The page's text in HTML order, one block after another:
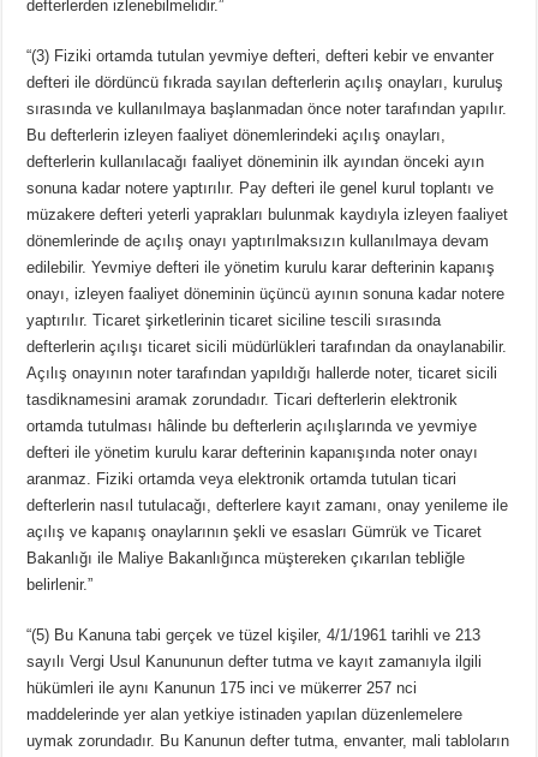
defterlerden izlenebilmelidir.”
“(3) Fiziki ortamda tutulan yevmiye defteri, defteri kebir ve envanter
defteri ile dördüncü fıkrada sayılan defterlerin açılış onayları, kuruluş
sırasında ve kullanılmaya başlanmadan önce noter tarafından yapılır.
Bu defterlerin izleyen faaliyet dönemlerindeki açılış onayları,
defterlerin kullanılacağı faaliyet döneminin ilk ayından önceki ayın
sonuna kadar notere yaptırılır. Pay defteri ile genel kurul toplantı ve
müzakere defteri yeterli yaprakları bulunmak kaydıyla izleyen faaliyet
dönemlerinde de açılış onayı yaptırılmaksızın kullanılmaya devam
edilebilir. Yevmiye defteri ile yönetim kurulu karar defterinin kapanış
onayı, izleyen faaliyet döneminin üçüncü ayının sonuna kadar notere
yaptırılır. Ticaret şirketlerinin ticaret siciline tescili sırasında
defterlerin açılışı ticaret sicili müdürlükleri tarafından da onaylanabilir.
Açılış onayının noter tarafından yapıldığı hallerde noter, ticaret sicili
tasdiknamesini aramak zorundadır. Ticari defterlerin elektronik
ortamda tutulması hâlinde bu defterlerin açılışlarında ve yevmiye
defteri ile yönetim kurulu karar defterinin kapanışında noter onayı
aranmaz. Fiziki ortamda veya elektronik ortamda tutulan ticari
defterlerin nasıl tutulacağı, defterlere kayıt zamanı, onay yenileme ile
açılış ve kapanış onaylarının şekli ve esasları Gümrük ve Ticaret
Bakanlığı ile Maliye Bakanlığınca müştereken çıkarılan tebliğle
belirlenir.”
“(5) Bu Kanuna tabi gerçek ve tüzel kişiler, 4/1/1961 tarihli ve 213
sayılı Vergi Usul Kanununun defter tutma ve kayıt zamanıyla ilgili
hükümleri ile aynı Kanunun 175 inci ve mükerrer 257 nci
maddelerinde yer alan yetkiye istinaden yapılan düzenlemelere
uymak zorundadır. Bu Kanunun defter tutma, envanter, mali tabloların